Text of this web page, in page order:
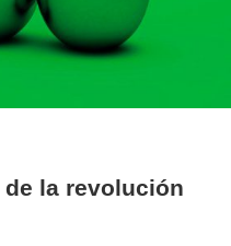
de la revolución